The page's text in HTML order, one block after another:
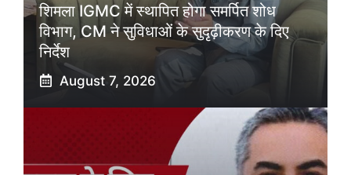
शिमला IGMC में स्थापित होगा समर्पित शोध
विभाग, CM ने सुविधाओं के सुदृढ़ीकरण के दिए
निर्देश
August 7, 2026